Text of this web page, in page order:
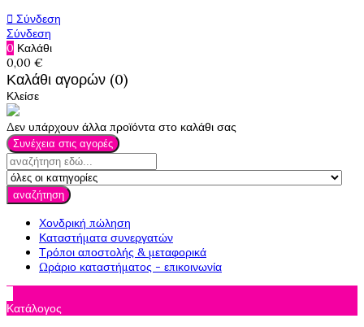
 Σύνδεση
Σύνδεση
0 Καλάθι
0,00 €
Καλάθι αγορών (0)
Κλείσε
Δεν υπάρχουν άλλα προϊόντα στο καλάθι σας
Συνέχεια στις αγορές
αναζήτηση
Χονδρική πώληση
Καταστήματα συνεργατών
Τρόποι αποστολής & μεταφορικά
Ωράριο καταστήματος - επικοινωνία
Κατάλογος